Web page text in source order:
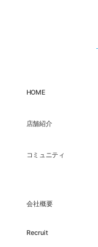
HOME
店舗紹介
コミュニティ
会社概要
Recruit